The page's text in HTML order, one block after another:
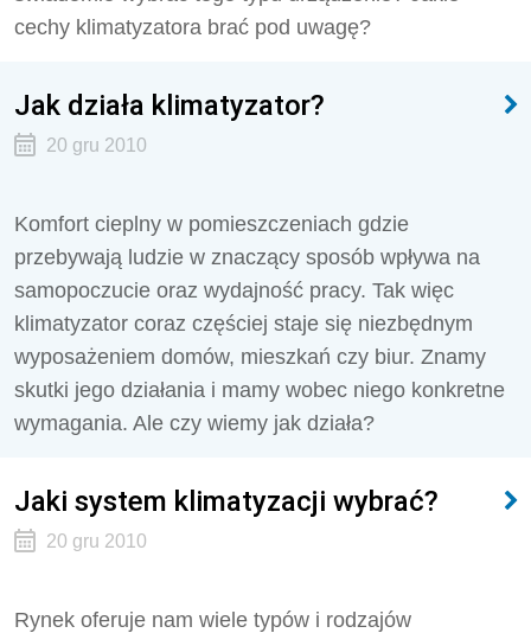
cechy klimatyzatora brać pod uwagę?
Jak działa klimatyzator?
20 gru 2010
Komfort cieplny w pomieszczeniach gdzie
przebywają ludzie w znaczący sposób wpływa na
samopoczucie oraz wydajność pracy. Tak więc
klimatyzator coraz częściej staje się niezbędnym
wyposażeniem domów, mieszkań czy biur. Znamy
skutki jego działania i mamy wobec niego konkretne
wymagania. Ale czy wiemy jak działa?
Jaki system klimatyzacji wybrać?
20 gru 2010
Rynek oferuje nam wiele typów i rodzajów